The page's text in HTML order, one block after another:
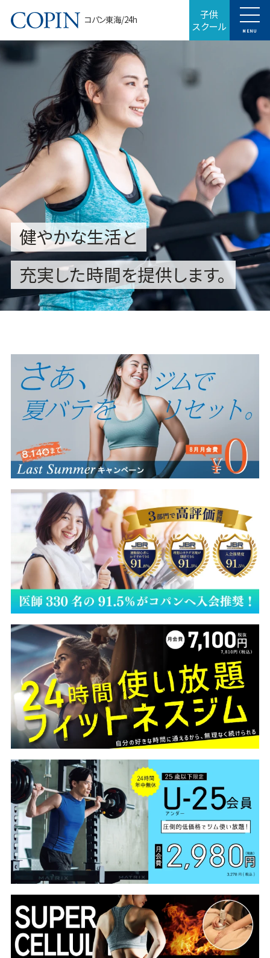
コパン東海/24h 子供
スクール MENU
健やかな生活と
充実した時間を提供します。